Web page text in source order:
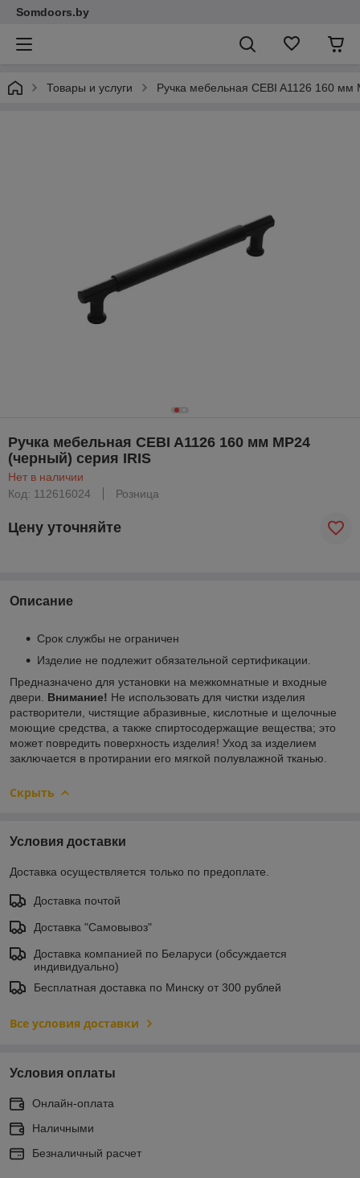
Somdoors.by
Товары и услуги Ручка мебельная CEBI A1126 160 мм
Ручка мебельная CEBI A1126 160 мм MP24
(черный) серия IRIS
Нет в наличии
Код: 112616024
Розница
Цену уточняйте
Описание
Срок службы не ограничен
Изделие не подлежит обязательной сертификации.
Предназначено для установки на межкомнатные и входные
двери. Внимание! Не использовать для чистки изделия
растворители, чистящие абразивные, кислотные и щелочные
моющие средства, а также спиртосодержащие вещества; это
может повредить поверхность изделия! Уход за изделием
заключается в протирании его мягкой полувлажной тканью.
Скрыть
Условия доставки
Доставка осуществляется только по предоплате.
Доставка почтой
Доставка "Самовывоз"
Доставка компанией по Беларуси (обсуждается
индивидуально)
Бесплатная доставка по Минску от 300 рублей
Все условия доставки
Условия оплаты
Онлайн-оплата
Наличными
Безналичный расчет